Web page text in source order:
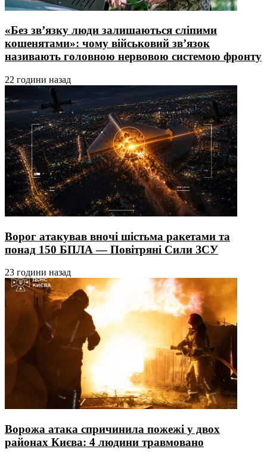
«Без зв’язку люди залишаються сліпими
кошенятами»: чому військовий зв’язок
називають головною нервовою системою фронту
22 години назад
Ворог атакував вночі шістьма ракетами та
понад 150 БПЛА — Повітряні Сили ЗСУ
23 години назад
Ворожа атака спричинила пожежі у двох
районах Києва: 4 людини травмовано